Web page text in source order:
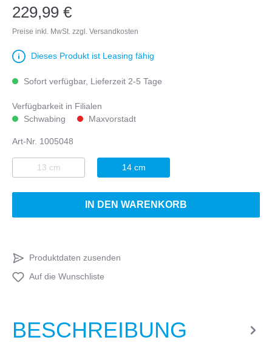
229,99 €
Preise inkl. MwSt. zzgl. Versandkosten
Dieses Produkt ist Leasing fähig
Sofort verfügbar, Lieferzeit 2-5 Tage
Verfügbarkeit in Filialen
Schwabing
Maxvorstadt
Art-Nr. 1005048
13 cm 14 cm
IN DEN WARENKORB
Produktdaten zusenden
Auf die Wunschliste
BESCHREIBUNG